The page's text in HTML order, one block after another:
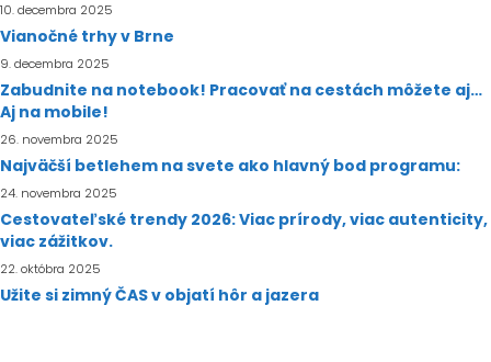
10. decembra 2025
Vianočné trhy v Brne
9. decembra 2025
Zabudnite na notebook! Pracovať na cestách môžete aj…
Aj na mobile!
26. novembra 2025
Najväčší betlehem na svete ako hlavný bod programu:
24. novembra 2025
Cestovateľské trendy 2026: Viac prírody, viac autenticity,
viac zážitkov.
22. októbra 2025
Užite si zimný ČAS v objatí hôr a jazera